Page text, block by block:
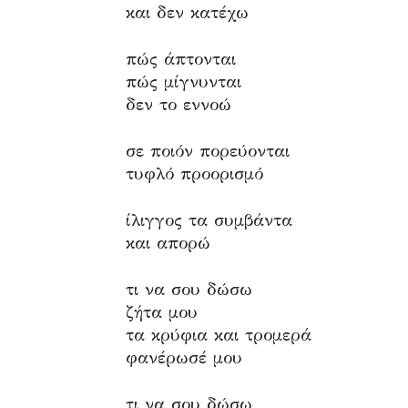
και δεν κατέχω
πώς άπτονται
πώς μίγνυνται
δεν το εννοώ
σε ποιόν πορεύονται
τυφλό προορισμό
ίλιγγος τα συμβάντα
και απορώ
τι να σου δώσω
ζήτα μου
τα κρύφια και τρομερά
φανέρωσέ μου